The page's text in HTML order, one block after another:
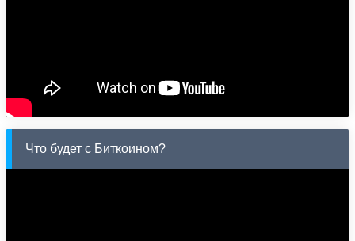
Что будет с Биткоином?